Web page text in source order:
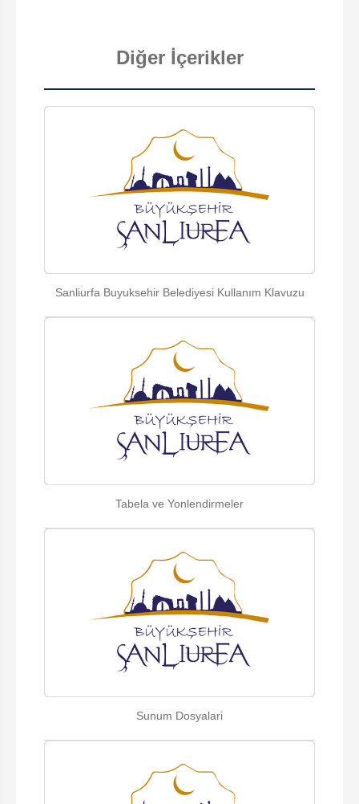
Diğer İçerikler
Sanliurfa Buyuksehir Belediyesi Kullanım Klavuzu
Tabela ve Yonlendirmeler
Sunum Dosyalari